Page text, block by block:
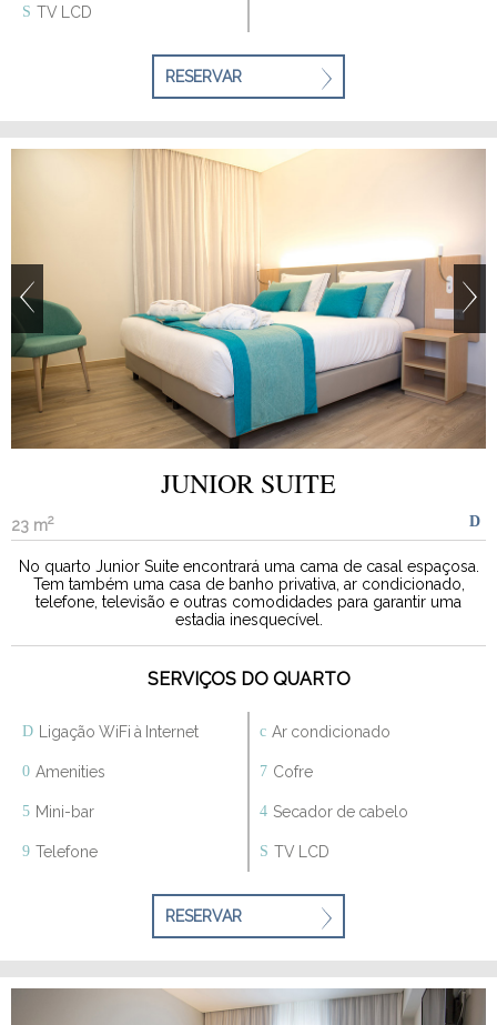
TV LCD
RESERVAR
JUNIOR SUITE
23 m2
No quarto Junior Suite encontrará uma cama de casal espaçosa.
Tem também uma casa de banho privativa, ar condicionado,
telefone, televisão e outras comodidades para garantir uma
estadia inesquecível.
SERVIÇOS DO QUARTO
Ligação WiFi à Internet Ar condicionado
Amenities Cofre
Mini-bar Secador de cabelo
Telefone TV LCD
RESERVAR